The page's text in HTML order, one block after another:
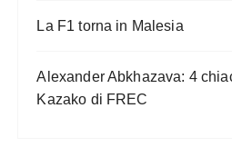
La F1 torna in Malesia
Alexander Abkhazava: 4
Kazako di FREC